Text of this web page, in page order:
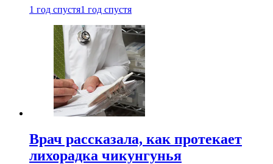
1 год спустя1 год спустя
Врач рассказала, как протекает
лихорадка чикунгунья